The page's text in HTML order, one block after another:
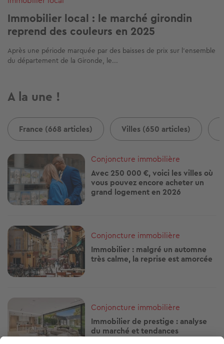
Immobilier local : le marché girondin
reprend des couleurs en 2025
Après une période marquée par des baisses de prix sur l’ensemble
du département de la Gironde, le...
A la une !
France (668 articles) Villes (650 articles)
Image
Conjoncture immobilière
Avec 250 000 €, voici les villes où
vous pouvez encore acheter un
grand logement en 2026
Image
Conjoncture immobilière
Immobilier : malgré un automne
très calme, la reprise est amorcée
Conjoncture immobilière
Immobilier de prestige : analyse
du marché et tendances